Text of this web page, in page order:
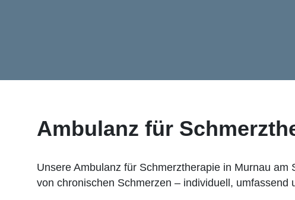
Ambulanz für
Unsere Ambulanz für Schmerztherapie in Murnau
von chronischen Schmerzen – individuell, umfassend